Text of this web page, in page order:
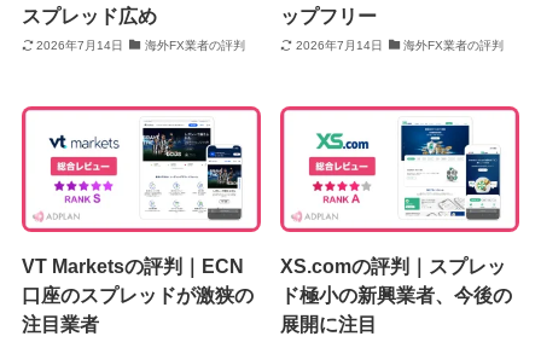
スプレッド広め
2026年7月14日 海外FX業者の評判
ップフリー
2026年7月14日 海外FX業者の評判
VT Marketsの評判｜ECN
口座のスプレッドが激狭の
注目業者
XS.comの評判｜スプレッ
ド極小の新興業者、今後の
展開に注目